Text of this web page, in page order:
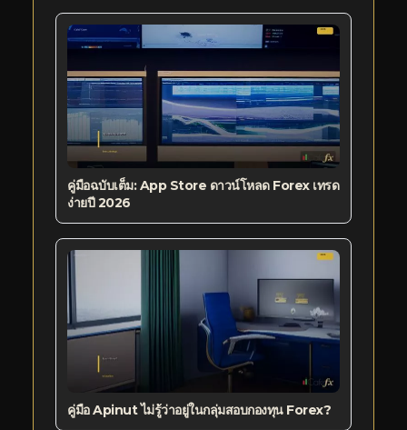
คู่มือฉบับเต็ม: App Store ดาวน์โหลด Forex เทรด
ง่ายปี 2026
คู่มือ Apinut ไม่รู้ว่าอยู่ในกลุ่มสอบกองทุน Forex?